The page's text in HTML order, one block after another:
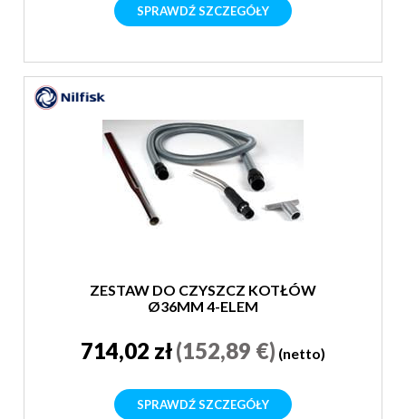
SPRAWDŹ SZCZEGÓŁY
ZESTAW DO CZYSZCZ KOTŁÓW
Ø36MM 4-ELEM
714,02 zł(152,89 €) (netto)
SPRAWDŹ SZCZEGÓŁY